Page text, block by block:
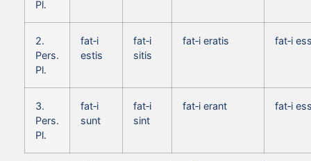
Pl.
2.
Pers.
Pl.
fat‑i
estis
fat‑i
sitis
fat‑i eratis fat‑i
3.
Pers.
Pl.
fat‑i
sunt
fat‑i
sint
fat‑i erant fat‑i